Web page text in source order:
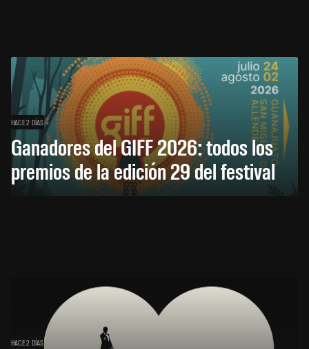
HACE 2 DÍAS
Ganadores del GIFF 2026: todos los
premios de la edición 29 del festival
HACE 2 DÍAS